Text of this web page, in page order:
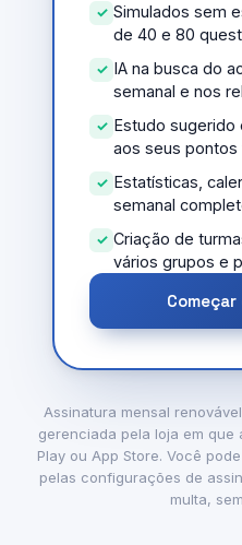
Simulados sem
de 40 e 80
IA na busca do
semanal e nos
Estudo sugerido
aos seus pontos
Estatísticas,
semanal
Criação de
vários grupos e
Começar
Assinatura mensal
gerenciada pela loja em que
Play ou App Store. Você
pelas configurações de
multa,